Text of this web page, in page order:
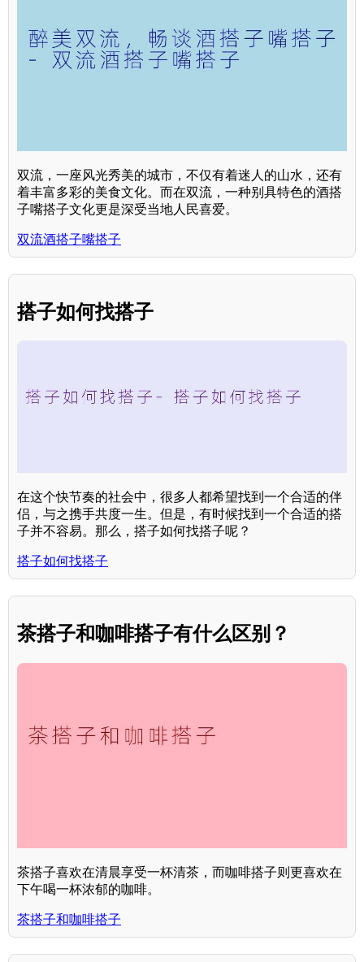
双流，一座风光秀美的城市，不仅有着迷人的山水，还有
着丰富多彩的美食文化。而在双流，一种别具特色的酒搭
子嘴搭子文化更是深受当地人民喜爱。
双流酒搭子嘴搭子
搭子如何找搭子
在这个快节奏的社会中，很多人都希望找到一个合适的伴
侣，与之携手共度一生。但是，有时候找到一个合适的搭
子并不容易。那么，搭子如何找搭子呢？
搭子如何找搭子
茶搭子和咖啡搭子有什么区别？
茶搭子喜欢在清晨享受一杯清茶，而咖啡搭子则更喜欢在
下午喝一杯浓郁的咖啡。
茶搭子和咖啡搭子